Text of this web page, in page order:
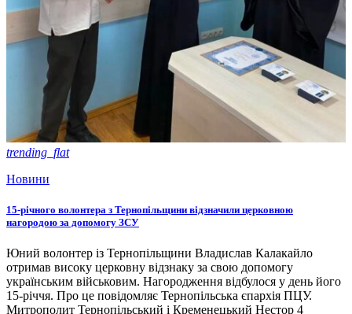
trending_flat
Новини
15-річного волонтера з Тернопільщини відзначили церковною
нагородою за допомогу ЗСУ
Юний волонтер із Тернопільщини Владислав Калакайло
отримав високу церковну відзнаку за свою допомогу
українським військовим. Нагородження відбулося у день його
15-річчя. Про це повідомляє Тернопільська єпархія ПЦУ.
Митрополит Тернопільський і Кременецький Нестор 4